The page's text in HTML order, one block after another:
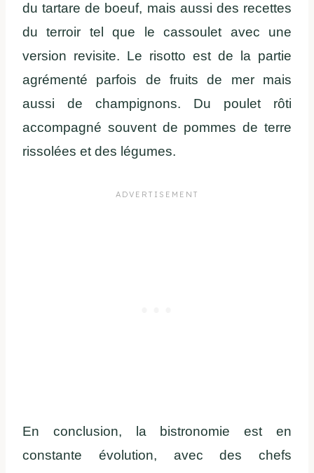
du tartare de boeuf, mais aussi des recettes
du terroir tel que le cassoulet avec une
version revisite. Le risotto est de la partie
agrémenté parfois de fruits de mer mais
aussi de champignons. Du poulet rôti
accompagné souvent de pommes de terre
rissolées et des légumes.
En conclusion, la bistronomie est en
constante évolution, avec des chefs